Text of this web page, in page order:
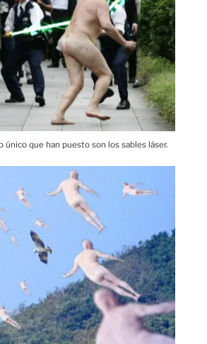
único que han puesto son los sables láser.